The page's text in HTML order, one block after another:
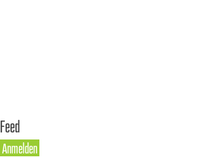
Feed
Anmelden